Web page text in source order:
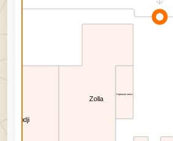
Oodji
Zolla
Хорошая связь